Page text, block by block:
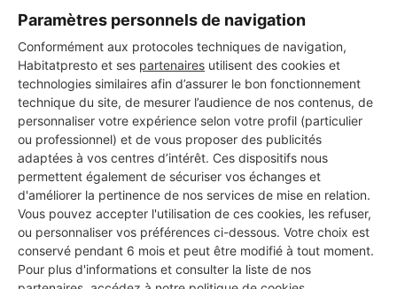
Paramètres personnels de navigation
Conformément aux protocoles techniques de navigation,
Habitatpresto et ses partenaires utilisent des cookies et
technologies similaires afin d’assurer le bon fonctionnement
technique du site, de mesurer l’audience de nos contenus, de
personnaliser votre expérience selon votre profil (particulier
ou professionnel) et de vous proposer des publicités
adaptées à vos centres d’intérêt. Ces dispositifs nous
permettent également de sécuriser vos échanges et
d'améliorer la pertinence de nos services de mise en relation.
Vous pouvez accepter l'utilisation de ces cookies, les refuser,
ou personnaliser vos préférences ci-dessous. Votre choix est
conservé pendant 6 mois et peut être modifié à tout moment.
Pour plus d'informations et consulter la liste de nos
Vous souhaitez réaliser des travaux et ne savez quel professionnel
professionnels partout en France.
DEMANDER UN DEVIS